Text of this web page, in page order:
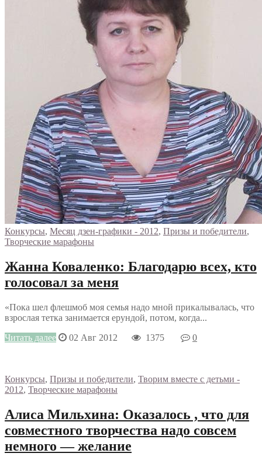
Конкурсы, Месяц дзен-графики - 2012, Призы и победители,
Творческие марафоны
Жанна Коваленко: Благодарю всех, кто
голосовал за меня
«Пока шел флешмоб моя семья надо мной прикалывалась, что
взрослая тетка занимается ерундой, потом, когда...
Читать далее
02 Авг 2012 1375 0
Конкурсы, Призы и победители, Творим вместе с детьми -
2012, Творческие марафоны
Алиса Мильхина: Оказалось , что для
совместного творчества надо совсем
немного — желание